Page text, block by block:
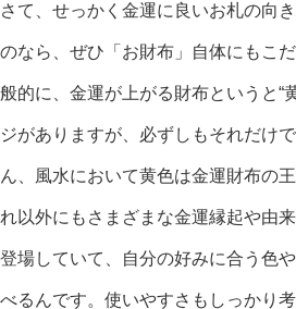
さて、せっかく金運に良いお札の向
のなら、ぜひ「お財布」自体にもこ
般的に、金運が上がる財布というと“
ジがありますが、必ずしもそれだけ
ん、風水において黄色は金運財布の
れ以外にもさまざまな金運縁起や由
登場していて、自分の好みに合う色
べるんです。使いやすさもしっかり